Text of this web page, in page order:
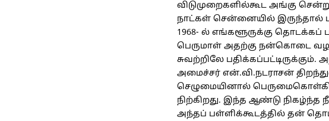
விடுமுறைகளில்கூட அங்கு
நாட்கள் சென்னையில் இருந்தால்
1968- ல் எங்களூருக்கு தொடக்கப்
பெருமாள் அதற்கு நன்கொடை
சுவற்றிலே
அமைச்சர் என்.வி.நடராசன்
செழுமையினால்
நிற்கிறது. இந்த ஆண்டு நிகழ்ந்த
அந்தப் பள்ளிக்கூடத்தில் தன்